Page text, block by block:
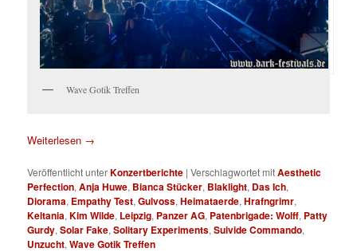
Wave Gotik Treffen
Weiterlesen →
Veröffentlicht unterKonzertberichte |Verschlagwortet mitAesthetic
Perfection,Anja Huwe, Bianca Stücker, Blaklight, Das Ich,
Diorama, Empathy Test,Gulvoss,Heimataerde,Hrafngrimr,
Keltania,Kim Wilde, Leipzig, Panzer AG, Patenbrigade: Wolff, Patty
Gurdy,Solar Fake,Solitary Experiments,Suivide Commando,
Unzucht,Wave Gotik Treffen